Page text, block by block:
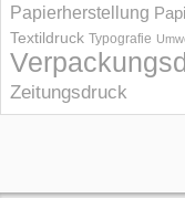
Papierherstellung
Textildruck Typografie
Zeitungsdruck